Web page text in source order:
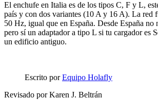
El enchufe en Italia es de los tipos C, F y L,
país y con dos variantes (10 A y 16 A). La red
50 Hz, igual que en España. Desde España no
pero sí un adaptador a tipo L si tu cargador es
un edificio antiguo.
Escrito porEquipo Holafly
Revisado porKaren J. Beltrán